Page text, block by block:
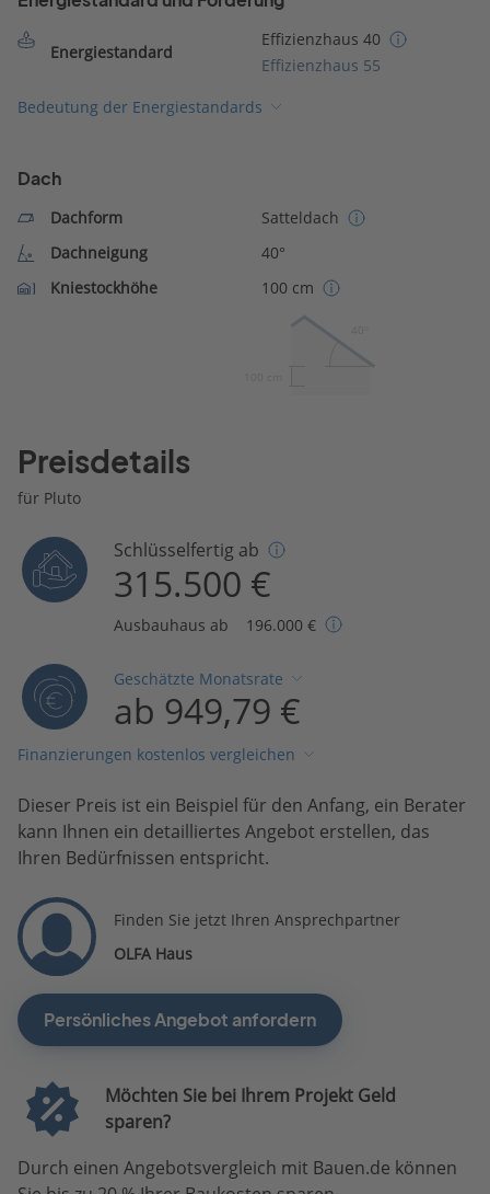
Energiestandard
Effizienzhaus 40
Effizienzhaus 55
Bedeutung der Energiestandards
Dach
Dachform
Satteldach
Dachneigung
40°
Kniestockhöhe
100 cm
Preisdetails
für Pluto
Schlüsselfertig ab
315.500 €
Ausbauhaus ab 196.000 €
Geschätzte Monatsrate
ab 949,79 €
Finanzierungen kostenlos vergleichen
Dieser Preis ist ein Beispiel für den Anfang, ein Berater
kann Ihnen ein detailliertes Angebot erstellen, das
Ihren Bedürfnissen entspricht.
Finden Sie jetzt Ihren Ansprechpartner
OLFA Haus
Persönliches Angebot anfordern
Möchten Sie bei Ihrem Projekt Geld
sparen?
Durch einen Angebotsvergleich mit Bauen.de können